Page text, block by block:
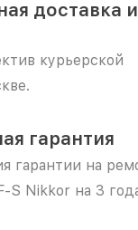
доставка и
курьерской
гарантия
гарантии на
S Nikkor на 3